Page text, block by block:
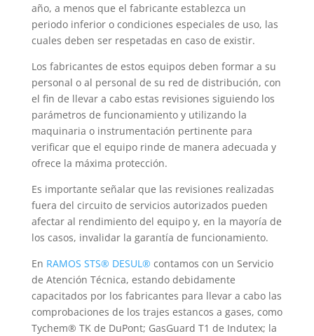
año, a menos que el fabricante establezca un
periodo inferior o condiciones especiales de uso, las
cuales deben ser respetadas en caso de existir.
Los fabricantes de estos equipos deben formar a su
personal o al personal de su red de distribución, con
el fin de llevar a cabo estas revisiones siguiendo los
parámetros de funcionamiento y utilizando la
maquinaria o instrumentación pertinente para
verificar que el equipo rinde de manera adecuada y
ofrece la máxima protección.
Es importante señalar que las revisiones realizadas
fuera del circuito de servicios autorizados pueden
afectar al rendimiento del equipo y, en la mayoría de
los casos, invalidar la garantía de funcionamiento.
En RAMOS STS® DESUL® contamos con un Servicio
de Atención Técnica, estando debidamente
capacitados por los fabricantes para llevar a cabo las
comprobaciones de los trajes estancos a gases, como
Tychem® TK de DuPont; GasGuard T1 de Indutex; la